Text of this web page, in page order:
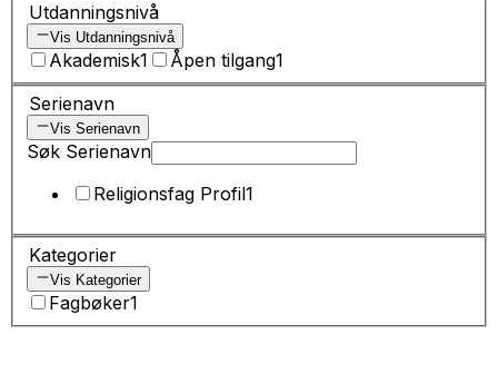
Utdanningsnivå
Vis Utdanningsnivå
Akademisk1 Åpen tilgang1
Serienavn
Vis Serienavn
Søk Serienavn
Religionsfag Profil1
Kategorier
Vis Kategorier
Fagbøker1